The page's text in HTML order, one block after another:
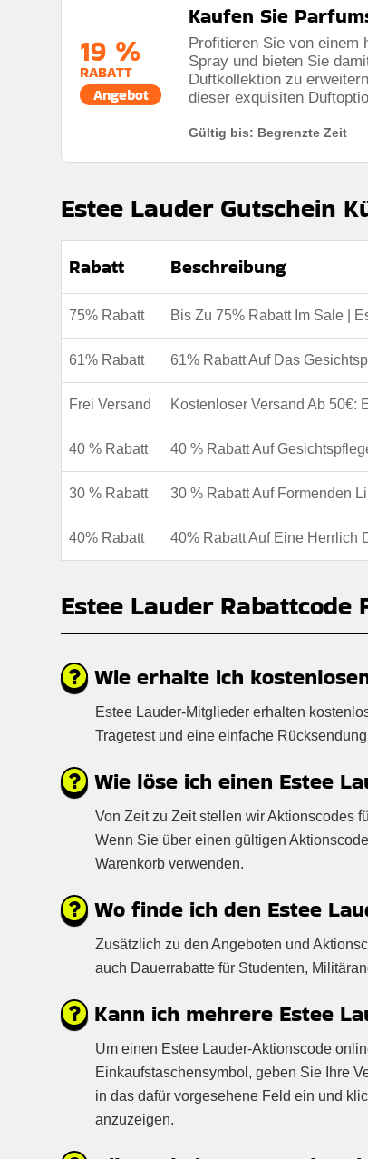
19 %
RABATT
Angebot
Kaufen Sie
Profitieren Sie von einem
Spray und bieten Sie
Duftkollektion zu
dieser exquisiten
Gültig bis: Begrenzte Zeit
Estee Lauder Gutschein
Rabatt Beschreibung
75% Rabatt Bis Zu 75% Rabatt Im Sale |
61% Rabatt 61% Rabatt Auf Das
Frei Versand Kostenloser Versand Ab 50€:
40 % Rabatt 40 % Rabatt Auf
30 % Rabatt 30 % Rabatt Auf Formenden
40% Rabatt 40% Rabatt Auf Eine Herrlich
Estee Lauder Rabattcode
Wie erhalte ich
Estee Lauder-Mitglieder erhalten
Tragetest und eine einfache
Wie löse ich einen Estee
Von Zeit zu Zeit stellen wir Aktionscodes
Wenn Sie über einen gültigen
Warenkorb verwenden.
Wo finde ich den Estee
Zusätzlich zu den Angeboten und
auch Dauerrabatte für Studenten,
Kann ich mehrere Estee
Um einen Estee Lauder-Aktionscode
Einkaufstaschensymbol, geben Sie Ihre
in das dafür vorgesehene Feld ein und
anzuzeigen.